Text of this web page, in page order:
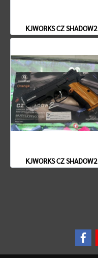
KJWORKS CZ SHADOW2
KJWORKS CZ SHADOW2